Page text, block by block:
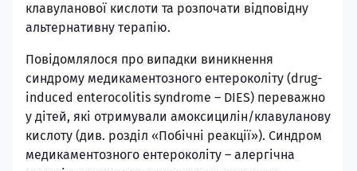
клавуланової кислоти та розпочати відповідну
альтернативну терапію.
Повідомлялося про випадки виникнення
синдрому медикаментозного ентероколіту (drug-
induced enterocolitis syndrome – DIES) переважно
у дітей, які отримували амоксицилін/клавуланову
кислоту (див. розділ «Побічні реакції»). Синдром
медикаментозного ентероколіту – алергічна